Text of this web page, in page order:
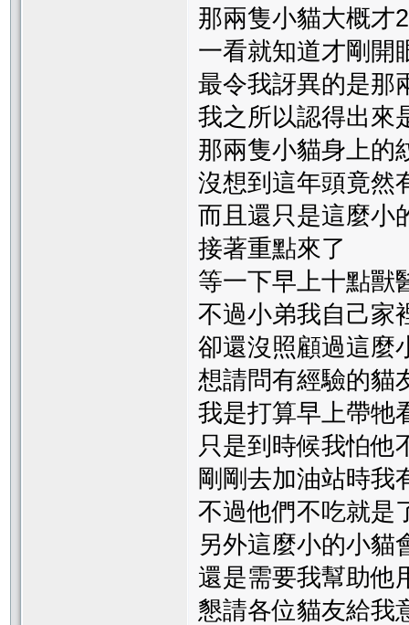
那兩隻小貓大概才
一看就知道才剛開
最令我訝異的是那
我之所以認得出來
那兩隻小貓身上的
沒想到這年頭竟然
而且還只是這麼小
接著重點來了
等一下早上十點獸
不過小弟我自己家
卻還沒照顧過這麼
想請問有經驗的貓
我是打算早上帶牠
只是到時候我怕他
剛剛去加油站時我
不過他們不吃就是
另外這麼小的小貓
還是需要我幫助他
懇請各位貓友給我